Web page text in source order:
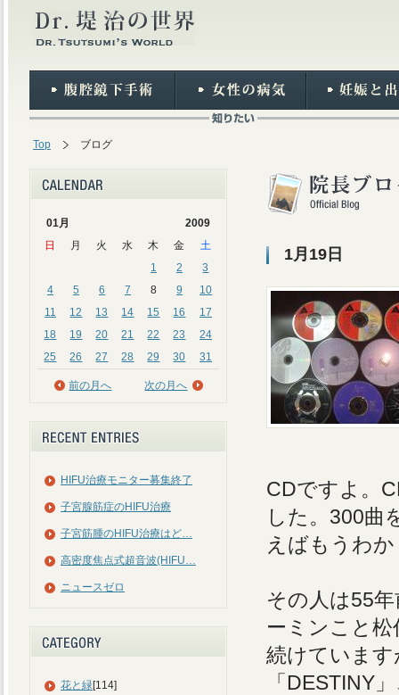
Top ブログ
01月
2009
日
月 火 水 木 金
土
1
2
3
4
5 6 7 8 9
10
11
12 13 14 15 16
17
18
19 20 21 22 23
24
25
26 27 28 29 30 31
前の月へ 次の月へ
HIFU治療モニター募集終了
子宮腺筋症のHIFU治療
子宮筋腫のHIFU治療はど…
高密度焦点式超音波(HIFU…
ニュースゼロ
花と緑[114]
1月19日
CDですよ。
した。300曲
えばもうわ
その人は55
ーミンこと
続けていま
「DESTINY